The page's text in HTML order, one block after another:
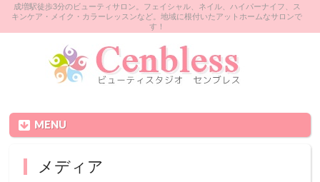
成増駅徒歩3分のビューティサロン。フェイシャル、ネイル、ハイパーナイフ、ス
キンケア・メイク・カラーレッスンなど。地域に根付いたアットホームなサロンで
す！
MENU
メディア